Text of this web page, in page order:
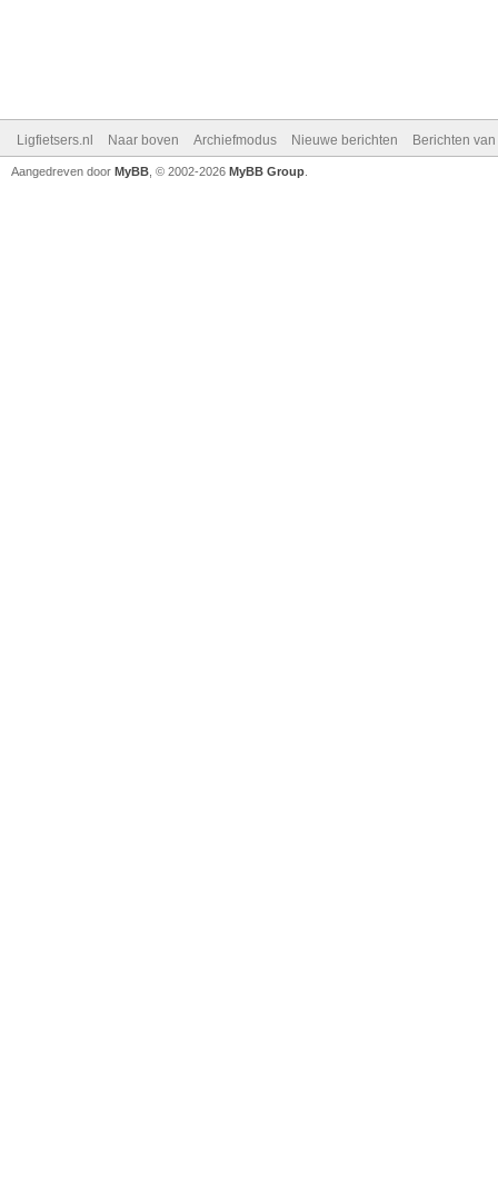
Ligfietsers.nl Naar boven Archiefmodus Nieuwe berichten Berichten
Aangedreven door MyBB , © 2002-2026 MyBB Group